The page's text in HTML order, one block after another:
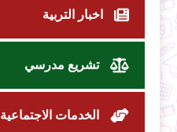
اخبار التربية
تشريع مدرسي
الخدمات الاجتماعية